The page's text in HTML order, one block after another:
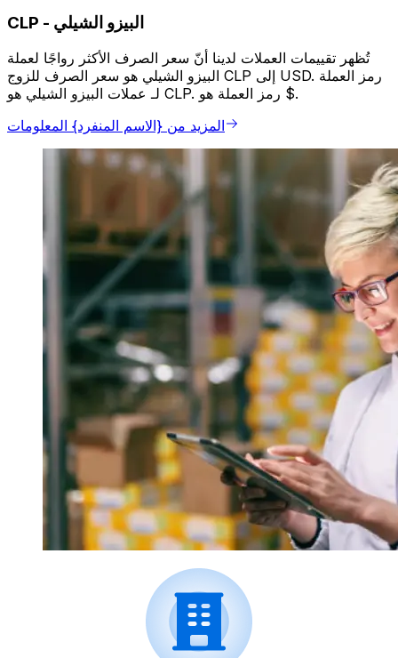
CLP - البيزو الشيلي
تُظهر تقييمات العملات لدينا أنّ سعر الصرف الأكثر رواجًا لعملة
البيزو الشيلي هو سعر الصرف للزوج CLP إلى USD. رمز العملة
لـ عملات البيزو الشيلي هو CLP. رمز العملة هو $.
المزيد من {الاسم المنفرد} المعلومات